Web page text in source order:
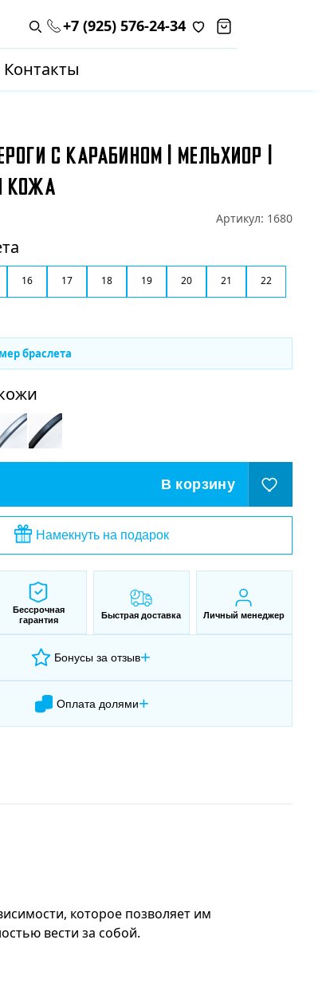
Поиск по каталогу
+7 (925) 576-24-34
Контакты
С КАРАБИНОМ | МЕЛЬХИОР |
КОЖА
Артикул: 1680
16 17 18 19 20 21 22
браслета
В корзину
Намекнуть на подарок
Бессрочная
гарантия
Быстрая доставка Личный менеджер
Бонусы за отзыв+
Оплата долями+
которое позволяет им
вести за собой.